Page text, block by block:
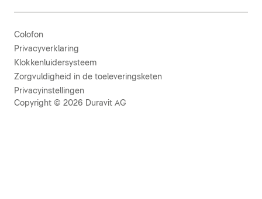
Colofon
Privacyverklaring
Klokkenluidersysteem
Zorgvuldigheid in de toeleveringsketen
Privacyinstellingen
Copyright © 2026 Duravit AG